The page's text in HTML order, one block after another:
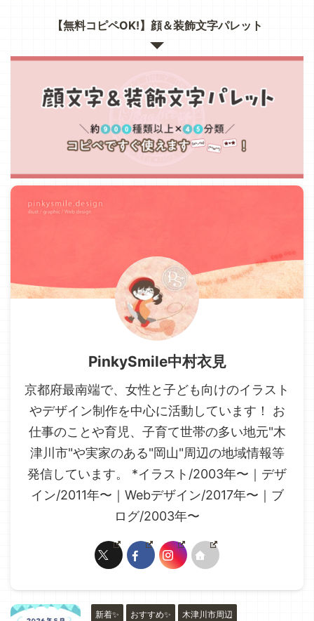
【無料コピペOK!】顔＆装飾文字パレット
PinkySmile中村衣見
京都府最南端で、女性と子ども向けのイラスト
やデザイン制作を中心に活動しています！ お
仕事のことや育児、子育て世帯の多い地元"木
津川市"や実家のある"岡山"周辺の地域情報等
発信しています。 *イラスト/2003年〜｜デザ
イン/2011年〜｜Webデザイン/2017年〜｜ブ
ログ/2003年〜
新着✨ おすすめ✨ 木津川市周辺